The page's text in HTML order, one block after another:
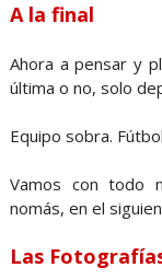
A la final
Ahora a pensar y
última o no, solo
Equipo sobra.
Vamos con todo
nomás, en el
Las